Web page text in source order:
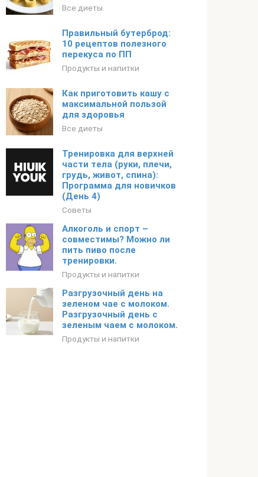
Все диеты
Правильный бутерброд:
10 рецептов полезного
перекуса по ПП
Продукты и напитки
Как приготовить кашу с
максимальной пользой
для здоровья
Все диеты
Тренировка для верхней
части тела (руки, плечи,
грудь, живот, спина):
Программа для новичков
(День 4)
Советы
Алкоголь и спорт –
совместимы? Можно ли
пить пиво после
тренировки.
Продукты и напитки
Разгрузочный день на
зеленом чае с молоком.
Разгрузочный день с
зеленым чаем с молоком.
Продукты и напитки